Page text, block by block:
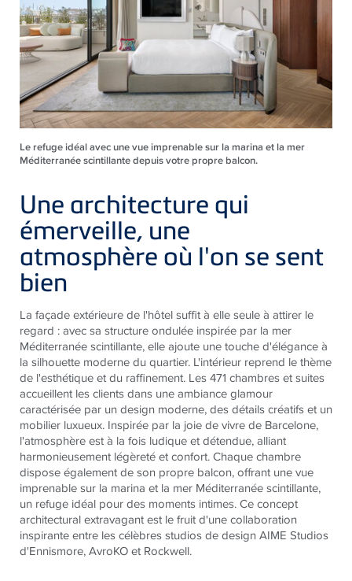
Le refuge idéal avec une vue imprenable sur la marina et la mer
Méditerranée scintillante depuis votre propre balcon.
Une architecture qui
émerveille, une
atmosphère où l'on se sent
bien
La façade extérieure de l'hôtel suffit à elle seule à attirer le
regard : avec sa structure ondulée inspirée par la mer
Méditerranée scintillante, elle ajoute une touche d'élégance à
la silhouette moderne du quartier. L'intérieur reprend le thème
de l'esthétique et du raffinement. Les 471 chambres et suites
accueillent les clients dans une ambiance glamour
caractérisée par un design moderne, des détails créatifs et un
mobilier luxueux. Inspirée par la joie de vivre de Barcelone,
l'atmosphère est à la fois ludique et détendue, alliant
harmonieusement légèreté et confort. Chaque chambre
dispose également de son propre balcon, offrant une vue
imprenable sur la marina et la mer Méditerranée scintillante,
un refuge idéal pour des moments intimes. Ce concept
architectural extravagant est le fruit d'une collaboration
inspirante entre les célèbres studios de design AIME Studios
d'Ennismore, AvroKO et Rockwell.